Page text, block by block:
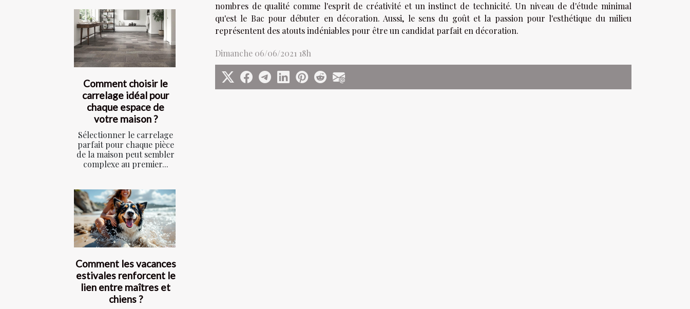
Comment choisir le
carrelage idéal pour
chaque espace de
votre maison ?
Sélectionner le carrelage
parfait pour chaque pièce
de la maison peut sembler
complexe au premier...
Comment les vacances
estivales renforcent le
lien entre maîtres et
chiens ?
nombres de qualité comme l'esprit de créativité et un instinct de technicité. Un niveau de d'étude minimal
qu'est le Bac pour débuter en décoration. Aussi, le sens du goût et la passion pour l'esthétique du milieu
représentent des atouts indéniables pour être un candidat parfait en décoration.
Dimanche 06/06/2021 18h